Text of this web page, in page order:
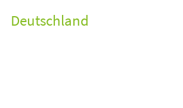
Deutschland